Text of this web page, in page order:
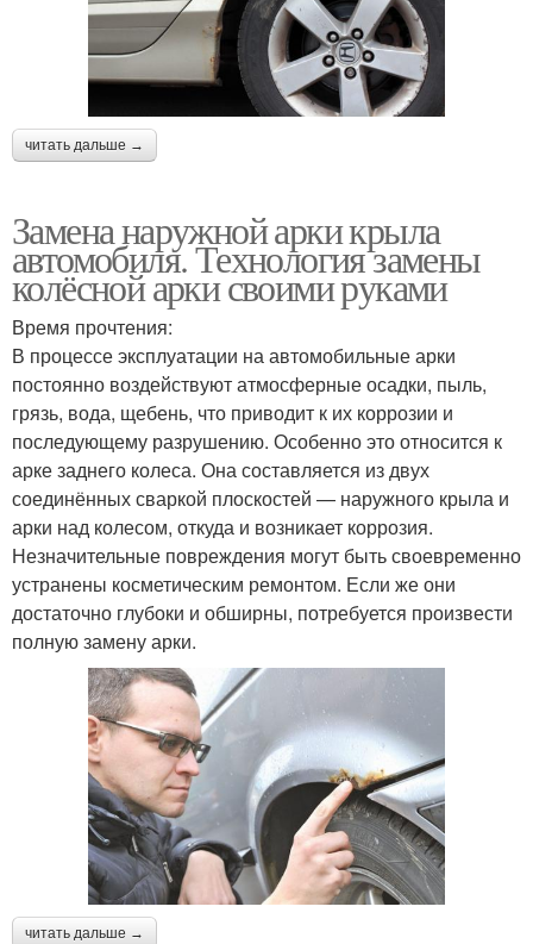
читать дальше →
Замена наружной арки крыла
автомобиля. Технология замены
колёсной арки своими руками
Время прочтения:
В процессе эксплуатации на автомобильные арки
постоянно воздействуют атмосферные осадки, пыль,
грязь, вода, щебень, что приводит к их коррозии и
последующему разрушению. Особенно это относится к
арке заднего колеса. Она составляется из двух
соединённых сваркой плоскостей — наружного крыла и
арки над колесом, откуда и возникает коррозия.
Незначительные повреждения могут быть своевременно
устранены косметическим ремонтом. Если же они
достаточно глубоки и обширны, потребуется произвести
полную замену арки.
читать дальше →